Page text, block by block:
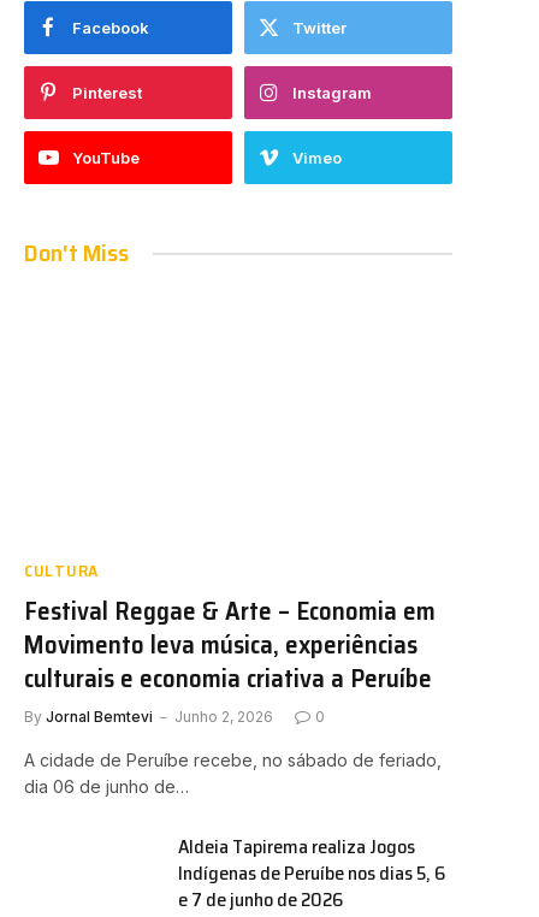
Facebook Twitter
Pinterest Instagram
YouTube Vimeo
Don't Miss
CULTURA
Festival Reggae & Arte – Economia em
Movimento leva música, experiências
culturais e economia criativa a Peruíbe
By Jornal Bemtevi Junho 2, 2026 0
A cidade de Peruíbe recebe, no sábado de feriado,
dia 06 de junho de…
Aldeia Tapirema realiza Jogos
Indígenas de Peruíbe nos dias 5, 6
e 7 de junho de 2026